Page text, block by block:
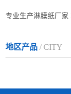
专业生产淋膜纸厂
地区产品/ CITY